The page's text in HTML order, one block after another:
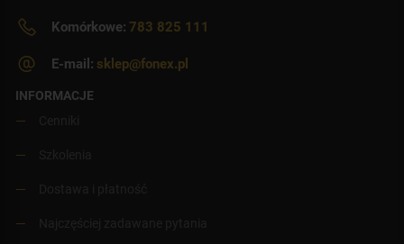
Komórkowe: 783 825 111
E-mail: sklep@fonex.pl
INFORMACJE